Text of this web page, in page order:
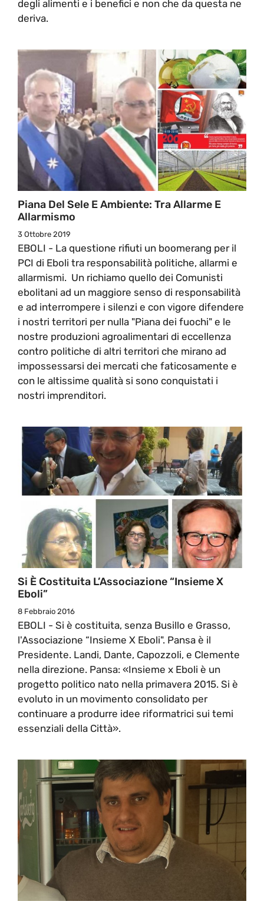
degli alimenti e i benefici e non che da questa ne
deriva.
Piana Del Sele E Ambiente: Tra Allarme E
Allarmismo
3 Ottobre 2019
EBOLI - La questione rifiuti un boomerang per il
PCI di Eboli tra responsabilità politiche, allarmi e
allarmismi. Un richiamo quello dei Comunisti
ebolitani ad un maggiore senso di responsabilità
e ad interrompere i silenzi e con vigore difendere
i nostri territori per nulla "Piana dei fuochi" e le
nostre produzioni agroalimentari di eccellenza
contro politiche di altri territori che mirano ad
impossessarsi dei mercati che faticosamente e
con le altissime qualità si sono conquistati i
nostri imprenditori.
Si È Costituita L’Associazione “Insieme X
Eboli”
8 Febbraio 2016
EBOLI - Si è costituita, senza Busillo e Grasso,
l'Associazione “Insieme X Eboli". Pansa è il
Presidente. Landi, Dante, Capozzoli, e Clemente
nella direzione. Pansa: «Insieme x Eboli è un
progetto politico nato nella primavera 2015. Si è
evoluto in un movimento consolidato per
continuare a produrre idee riformatrici sui temi
essenziali della Città».